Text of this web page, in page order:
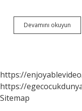
Devamını okuyun
https://
https://
Sitemap